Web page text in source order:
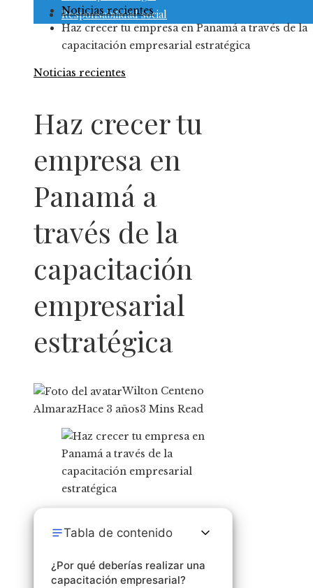
Responsabilidad social
Noticias recientes
Haz crecer tu empresa en Panamá a través de la
capacitación empresarial estratégica
Noticias recientes
Haz crecer tu
empresa en
Panamá a
través de la
capacitación
empresarial
estratégica
Wilton Centeno
AlmarazHace 3 años3 Mins Read
Tabla de contenido
¿Por qué deberías realizar una
capacitación empresarial?